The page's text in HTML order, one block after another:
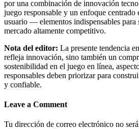
por una combinación de innovación
juego responsable y un enfoque centrado
usuario — elementos indispensables para
mercado altamente competitivo.
Nota del editor: La presente tendencia
refleja innovación, sino también un
sostenibilidad en el juego en línea,
responsables deben priorizar para
y confiable.
Leave a Comment
Tu dirección de correo electrónico no